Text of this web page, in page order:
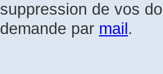
suppression de vos
demande par mail .